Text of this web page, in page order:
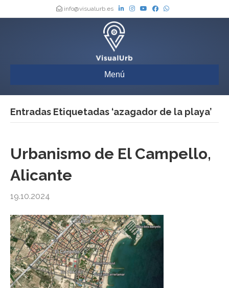
info@visualurb.es
Menú
Entradas Etiquetadas ‘azagador de la playa’
Urbanismo de El Campello,
Alicante
19.10.2024